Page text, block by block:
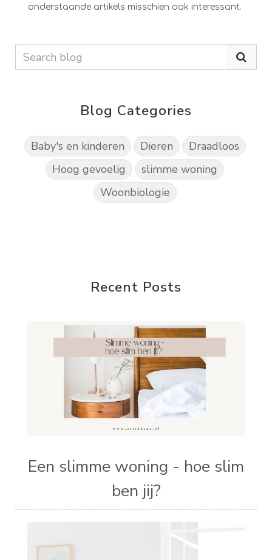
onderstaande artikels misschien ook interessant.
Blog Categories
Baby's en kinderen Dieren
Draadloos
Hoog gevoelig
slimme woning
Woonbiologie
Recent Posts
Een slimme woning - hoe slim
ben jij?